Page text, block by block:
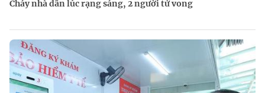
Cháy nhà dân lúc rạng sáng, 2 người tử vong